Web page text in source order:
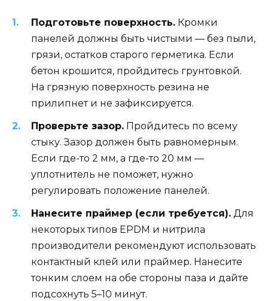
Подготовьте поверхность. Кромки
панелей должны быть чистыми — без пыли,
грязи, остатков старого герметика. Если
бетон крошится, пройдитесь грунтовкой.
На грязную поверхность резина не
прилипнет и не зафиксируется.
Проверьте зазор. Пройдитесь по всему
стыку. Зазор должен быть равномерным.
Если где-то 2 мм, а где-то 20 мм —
уплотнитель не поможет, нужно
регулировать положение панелей.
Нанесите праймер (если требуется). Для
некоторых типов EPDM и нитрила
производители рекомендуют использовать
контактный клей или праймер. Нанесите
тонким слоем на обе стороны паза и дайте
подсохнуть 5–10 минут.